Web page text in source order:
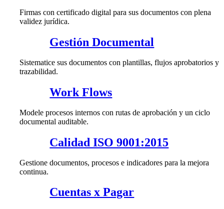
Firmas con certificado digital para sus documentos con plena
validez jurídica.
Gestión Documental
Sistematice sus documentos con plantillas, flujos aprobatorios y
trazabilidad.
Work Flows
Modele procesos internos con rutas de aprobación y un ciclo
documental auditable.
Calidad ISO 9001:2015
Gestione documentos, procesos e indicadores para la mejora
continua.
Cuentas x Pagar